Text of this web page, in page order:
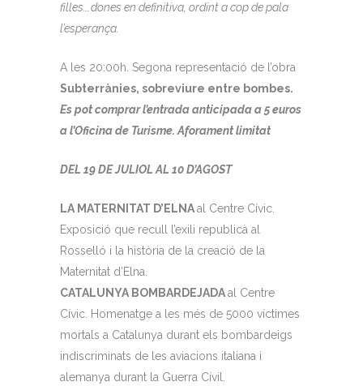
filles….dones en definitiva, ordint a cop de pala
l’esperança.
A les 20:00h. Segona representació de l’obra
Subterrànies, sobreviure entre bombes.
Es pot comprar l’entrada anticipada a 5 euros
a l’Oficina de Turisme. Aforament limitat
DEL 19 DE JULIOL AL 10 D’AGOST
LA MATERNITAT D’ELNAal Centre Cívic.
Exposició que recull l’exili republicà al
Rosselló i la història de la creació de la
Maternitat d’Elna.
CATALUNYA BOMBARDEJADAal Centre
Cívic. Homenatge a les més de 5000 víctimes
mortals a Catalunya durant els bombardeigs
indiscriminats de les aviacions italiana i
alemanya durant la Guerra Cívil.